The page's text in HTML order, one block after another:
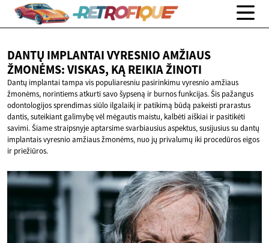
DANTŲ IMPLANTAI VYRESNIO AMŽIAUS
ŽMONĖMS: VISKAS, KĄREIKIA ŽINOTI
Dantų implantai tampa vis populiaresniu pasirinkimu vyresnio amžiaus
žmonėms, norintiems atkurti savo šypseną ir burnos funkcijas. Šis pažangus
odontologijos sprendimas siūlo ilgalaikį ir patikimą būdą pakeisti prarastus
dantis, suteikiant galimybę vėl mėgautis maistu, kalbėti aiškiai ir pasitikėti
savimi. Šiame straipsnyje aptarsime svarbiausius aspektus, susijusius su dantų
implantais vyresnio amžiaus žmonėms, nuo jų privalumų iki procedūros eigos
ir priežiūros.